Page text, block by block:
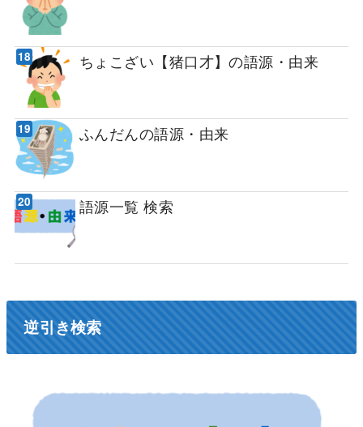
ちょこざい【猪口才】の語源・由来
ふんだんの語源・由来
語源一覧 検索
逆引き検索